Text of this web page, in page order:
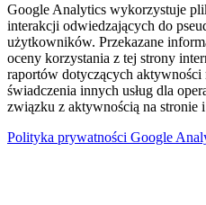
Google Analytics wykorzystuje
interakcji odwiedzających do
użytkowników. Przekazane
oceny korzystania z tej strony
raportów dotyczących aktywności
świadczenia innych usług dla
związku z aktywnością na stronie
Polityka prywatności Google